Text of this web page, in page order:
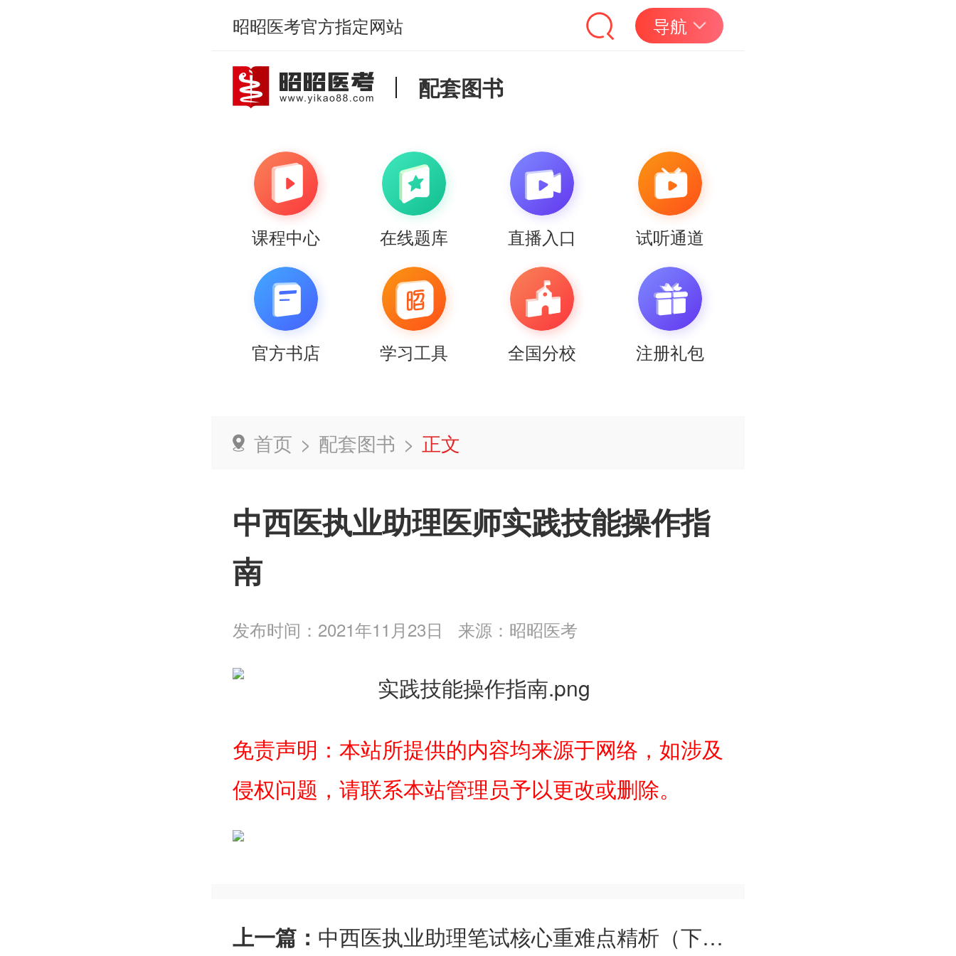
昭昭医考官方指定网站 导航
配套图书
课程中心 在线题库 直播入口 试听通道
官方书店 学习工具 全国分校 注册礼包
首页 > 配套图书 > 正文
中西医执业助理医师实践技能操作指
南
发布时间：2021年11月23日 来源：昭昭医考
免责声明：本站所提供的内容均来源于网络，如涉及
侵权问题，请联系本站管理员予以更改或删除。
上一篇： 中西医执业助理笔试核心重难点精析（下册）